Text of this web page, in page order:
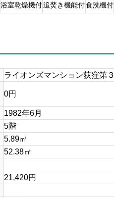
浴室乾燥機付追焚き機能付食洗機付
ライオンズマンション荻窪第３
0円
1982年6月
5階
5.89㎡
52.38㎡
21,420円